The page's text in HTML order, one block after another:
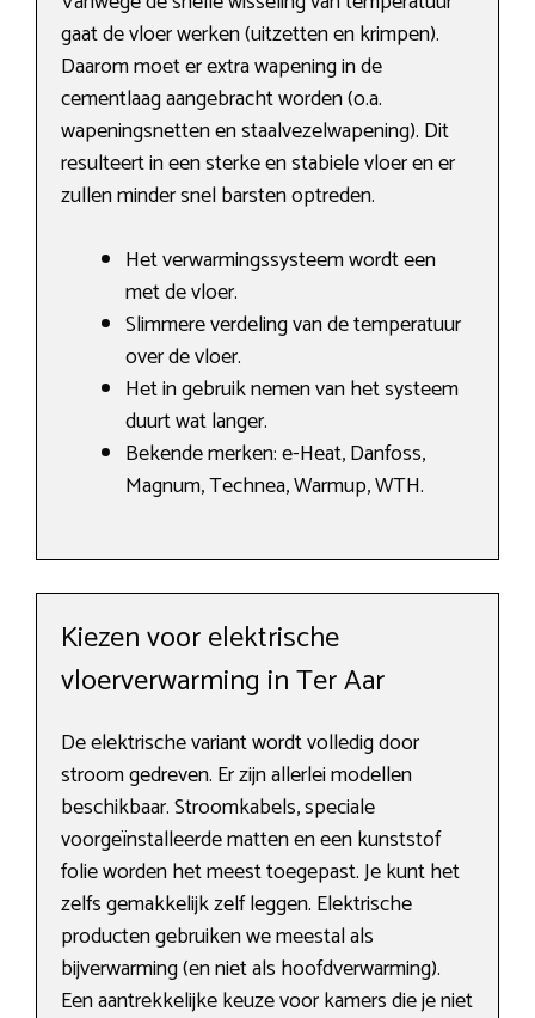
gaat de vloer werken (uitzetten en krimpen).
Daarom moet er extra wapening in de
cementlaag aangebracht worden (o.a.
wapeningsnetten en staalvezelwapening). Dit
resulteert in een sterke en stabiele vloer en er
zullen minder snel barsten optreden.
Het verwarmingssysteem wordt een
met de vloer.
Slimmere verdeling van de temperatuur
over de vloer.
Het in gebruik nemen van het systeem
duurt wat langer.
Bekende merken: e-Heat, Danfoss,
Magnum, Technea, Warmup, WTH.
Kiezen voor elektrische
vloerverwarming in Ter Aar
De elektrische variant wordt volledig door
stroom gedreven. Er zijn allerlei modellen
beschikbaar. Stroomkabels, speciale
voorgeïnstalleerde matten en een kunststof
folie worden het meest toegepast. Je kunt het
zelfs gemakkelijk zelf leggen. Elektrische
producten gebruiken we meestal als
bijverwarming (en niet als hoofdverwarming).
Een aantrekkelijke keuze voor kamers die je niet